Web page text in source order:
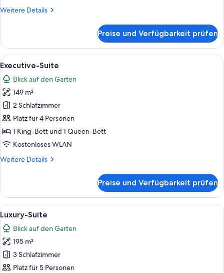
Weitere Details
Weitere
1
Queen-
Bett
Preise und Verfügbarkeit prüfen
Alle
Fotos
für
Executive-
Suite
anzeigen
Ein ordentlich bezogenes Bett mit
5
Executive-Suite
Blick auf den Garten
149 m²
2 Schlafzimmer
Platz für 4 Personen
1 King-Bett und 1 Queen-Bett
Kostenloses WLAN
Weitere Details
Weitere
Suite
Preise und Verfügbarkeit prüfen
Alle
Fotos
für
Luxury-
Suite
anzeigen
Ein Schlafzimmer mit Bett,
7
Luxury-Suite
Blick auf den Garten
195 m²
3 Schlafzimmer
Platz für 5 Personen